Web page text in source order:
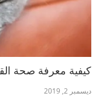
كيفية معرفة صحة
ديسمبر 2, 2019